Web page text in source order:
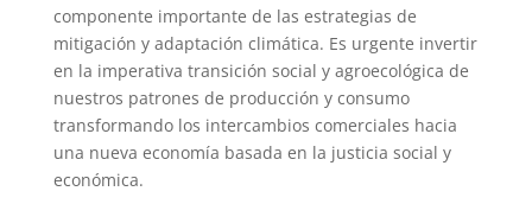
componente importante de las estrategias de
mitigación y adaptación climática. Es urgente invertir
en la imperativa transición social y agroecológica de
nuestros patrones de producción y consumo
transformando los intercambios comerciales hacia
una nueva economía basada en la justicia social y
económica.